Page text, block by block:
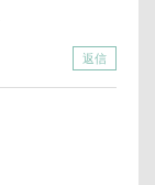
返信